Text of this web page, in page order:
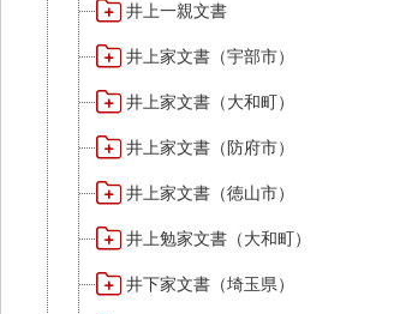
井上一親文書
井上家文書（宇部市）
井上家文書（大和町）
井上家文書（防府市）
井上家文書（徳山市）
井上勉家文書（大和町）
井下家文書（埼玉県）